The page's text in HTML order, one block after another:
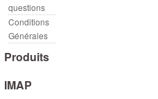
questions
Conditions
Générales
Produits
IMAP